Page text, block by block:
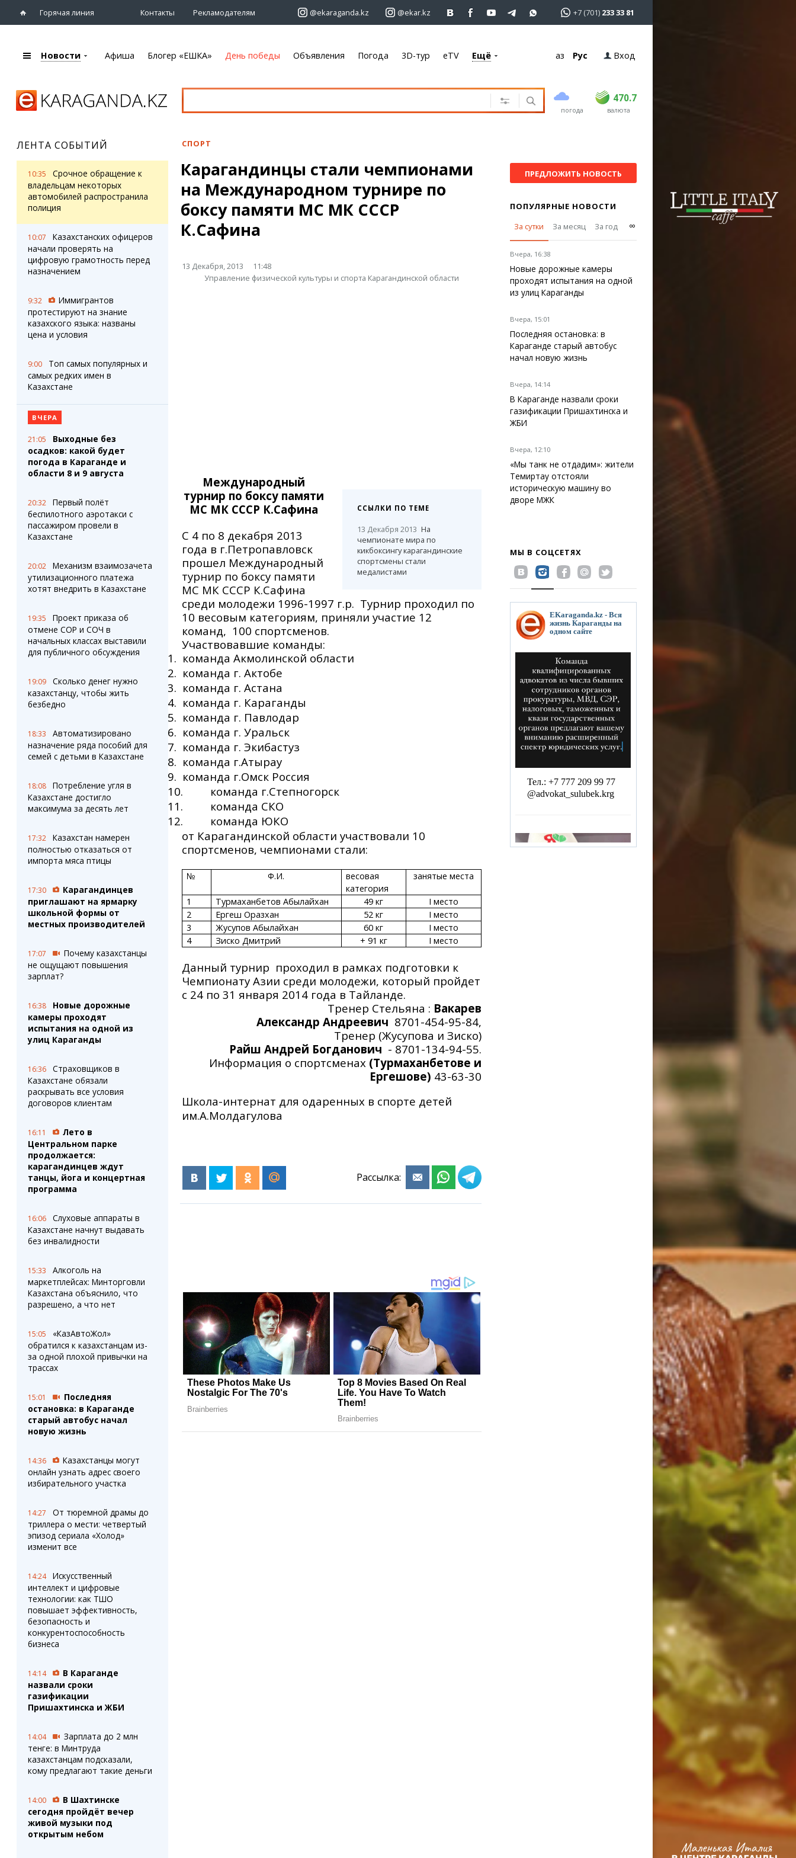
Горячая линия Контакты Рекламодателям @ekaraganda.kz @ekar.kz +7 (701) 233 33 81
Караганды
eTV
Рассылка новостей
Персоны
Интервью
Афиша
Театры
Спорт
Выставки
Цирк и зоопарк
Объявления
Услуги
Электроника
Мебель
Блогер «ЕШКА»
Лента блогера
Штрихи
Коллаж недели
Ешкин гороскоп
Карты
Пробки
Карта Караганды
Балхаш
Фото
Видео
Timelapse
Новости Афиша Блогер «ЕШКА» День победы Объявления Погода 3D-тур eTV Ещё Қаз Рус Вход
погода
470.7
USD 468.5 470.7
EUR валюта
ЛЕНТА СОБЫТИЙ
10:35
Срочное обращение к
владельцам некоторых
автомобилей распространила
полиция
10:07
Казахстанских офицеров
начали проверять на
цифровую грамотность перед
назначением
9:32
Иммигрантов
протестируют на знание
казахского языка: названы
цена и условия
9:00
Топ самых популярных и
самых редких имен в
Казахстане
ВЧЕРА
21:05
Выходные без
осадков: какой будет
погода в Караганде и
области 8 и 9 августа
20:32
Первый полёт
беспилотного аэротакси с
пассажиром провели в
Казахстане
20:02
Механизм взаимозачета
утилизационного платежа
хотят внедрить в Казахстане
19:35
Проект приказа об
отмене СОР и СОЧ в
начальных классах выставили
для публичного обсуждения
19:09
Сколько денег нужно
казахстанцу, чтобы жить
безбедно
18:33
Автоматизировано
назначение ряда пособий для
семей с детьми в Казахстане
18:08
Потребление угля в
Казахстане достигло
максимума за десять лет
17:32
Казахстан намерен
полностью отказаться от
импорта мяса птицы
17:30
Карагандинцев
приглашают на ярмарку
школьной формы от
местных производителей
17:07
Почему казахстанцы
не ощущают повышения
зарплат?
16:38
Новые дорожные
камеры проходят
испытания на одной из
улиц Караганды
16:36
Страховщиков в
Казахстане обязали
раскрывать все условия
договоров клиентам
16:11
Лето в
Центральном парке
продолжается:
карагандинцев ждут
танцы, йога и концертная
программа
16:06
Слуховые аппараты в
Казахстане начнут выдавать
без инвалидности
15:33
Алкоголь на
маркетплейсах: Минторговли
Казахстана объяснило, что
разрешено, а что нет
15:05
«КазАвтоЖол»
обратился к казахстанцам из-
за одной плохой привычки на
трассах
15:01
Последняя
остановка: в Караганде
старый автобус начал
новую жизнь
14:36
Казахстанцы могут
онлайн узнать адрес своего
избирательного участка
14:27
От тюремной драмы до
триллера о мести: четвертый
эпизод сериала «Холод»
изменит все
14:24
Искусственный
интеллект и цифровые
технологии: как ТШО
повышает эффективность,
безопасность и
конкурентоспособность
бизнеса
14:14
В Караганде
назвали сроки
газификации
Пришахтинска и ЖБИ
14:04
Зарплата до 2 млн
тенге: в Минтруда
казахстанцам подсказали,
кому предлагают такие деньги
14:00
В Шахтинске
сегодня пройдёт вечер
живой музыки под
открытым небом
СПОРТ
Карагандинцы стали чемпионами
на Международном турнире по
боксу памяти МС МК СССР
К.Сафина
13 Декабря, 2013
11:48
Управление физической культуры и спорта Карагандинской области
ССЫЛКИ ПО ТЕМЕ
13 Декабря 2013 На
чемпионате мира по
кикбоксингу карагандинские
спортсмены стали
медалистами
Международный
турнир по боксу памяти
МС МК СССР К.Сафина
С 4 по 8 декабря 2013
года в г.Петропавловск
прошел Международный
турнир по боксу памяти
МС МК СССР К.Сафина
среди молодежи 1996-1997 г.р. Турнир проходил по
10 весовым категориям, приняли участие 12
команд, 100 спортсменов.
Участвовавшие команды:
1. команда Акмолинской области
2. команда г. Актобе
3. команда г. Астана
4. команда г. Караганды
5. команда г. Павлодар
6. команда г. Уральск
7. команда г. Экибастуз
8. команда г.Атырау
9. команда г.Омск Россия
10.
команда г.Степногорск
11.
команда СКО
12.
команда ЮКО
от Карагандинской области участвовали 10
спортсменов, чемпионами стали:
№ Ф.И.
весовая
категория
занятые места
1 Турмаханбетов Абылайхан 49 кг
І место
2
Ергеш Оразхан 52 кг
І место
3
Жусупов Абылайхан 60 кг
І место
4
Зиско Дмитрий + 91 кг І место
Данный турнир проходил в рамках подготовки к
Чемпионату Азии среди молодежи, который пройдет
с 24 по 31 января 2014 года в Тайланде.
Тренер Стельяна : Вакарев
Александр Андреевич 8701-454-95-84,
Тренер (Жусупова и Зиско)
Райш Андрей Богданович - 8701-134-94-55.
Информация о спортсменах (Турмаханбетове и
Ергешове) 43-63-30
Школа-интернат для одаренных в спорте детей
им.А.Молдагулова
Рассылка:
ПРЕДЛОЖИТЬ НОВОСТЬ
ПОПУЛЯРНЫЕ НОВОСТИ
За сутки
За месяц За год ∞
Вчера, 16:38
Новые дорожные камеры
проходят испытания на одной
из улиц Караганды
Вчера, 15:01
Последняя остановка: в
Караганде старый автобус
начал новую жизнь
Вчера, 14:14
В Караганде назвали сроки
газификации Пришахтинска и
ЖБИ
Вчера, 12:10
«Мы танк не отдадим»: жители
Темиртау отстояли
историческую машину во
дворе МЖК
МЫ В СОЦСЕТЯХ
EKaraganda.kz - Вся
жизнь Караганды на
одном сайте